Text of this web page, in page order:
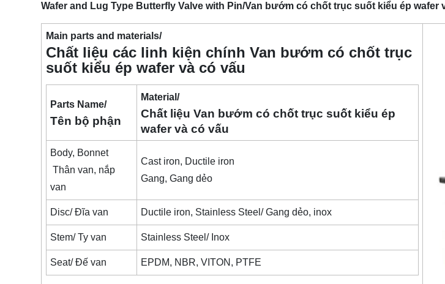
Wafer and Lug Type Butterfly Valve with Pin/Van bướm có chốt trục suốt kiểu ép wafer
Main parts and materials/
Chất liệu các linh kiện chính Van bướm có chốt trục
suốt kiểu ép wafer và có vấu
Parts Name/
Tên bộ phận
Material/
Chất liệu Van bướm có chốt trục suốt kiểu ép
wafer và có vấu
Body, Bonnet
Thân van, nắp
van
Cast iron, Ductile iron
Gang, Gang dẻo
Disc/ Đĩa van Ductile iron, Stainless Steel/ Gang dẻo, inox
Stem/ Ty van Stainless Steel/ Inox
Seat/ Đế van EPDM, NBR, VITON, PTFE